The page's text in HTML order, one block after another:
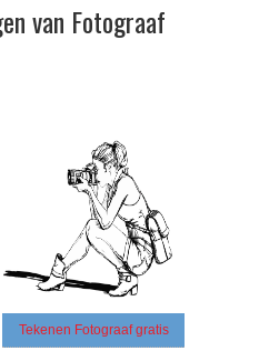
van Fotograaf
Tekenen Fotograaf gratis